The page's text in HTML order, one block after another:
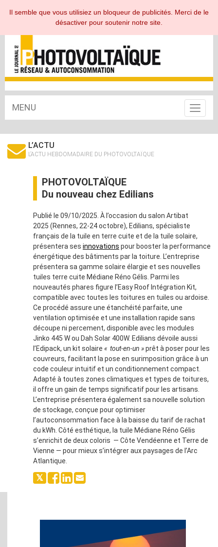
ESPACE ABONNÉ
MENU
Toggle
L’ACTU
L’ACTU HEBDOMADAIRE DU PHOTOVOLTAÏQUE
PHOTOVOLTAÏQUE
Du nouveau chez Edilians
Publié le 09/10/2025. À l’occasion du salon Artibat
2025 (Rennes, 22-24 octobre), Edilians, spécialiste
français de la tuile en terre cuite et de la tuile solaire,
présentera ses innovations pour booster la performance
énergétique des bâtiments par la toiture. L’entreprise
présentera sa gamme solaire élargie et ses nouvelles
tuiles terre cuite Médiane Réno Gélis. Parmi les
nouveautés phares figure l’Easy Roof Intégration Kit,
compatible avec toutes les toitures en tuiles ou ardoise.
Ce procédé assure une étanchéité parfaite, une
ventilation optimisée et une installation rapide sans
découpe ni percement, disponible avec les modules
Jinko 445 W ou Dah Solar 400W. Edilians dévoile aussi
l’Edipack, un kit solaire « tout-en-un »prêt à poser pour les
couvreurs, facilitant la pose en surimposition grâce à un
code couleur intuitif et un conditionnement compact.
Adapté à toutes zones climatiques et types de toitures,
il offre un gain de temps significatif pour les artisans.
L’entreprise présentera également sa nouvelle solution
de stockage, conçue pour optimiser
l’autoconsommation face à la baisse du tarif de rachat
du kWh. Côté esthétique, la tuile Médiane Réno Gélis
s’enrichit de deux coloris — Côte Vendéenne et Terre de
Vienne — pour mieux s’intégrer aux paysages de l’Arc
Atlantique.
Il semble que vous utilisiez un bloqueur de publicités. Merci de le
désactiver pour soutenir notre site.